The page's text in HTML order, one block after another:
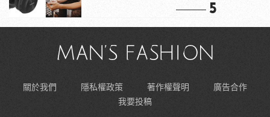
5
關於我們 隱私權政策 著作權聲明
廣告合作
我要投稿